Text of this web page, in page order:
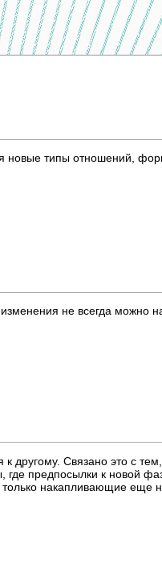
новые типы отношений,
не всегда можно
другому. Связано это с
где предпосылки к новой
только накапливающие еще